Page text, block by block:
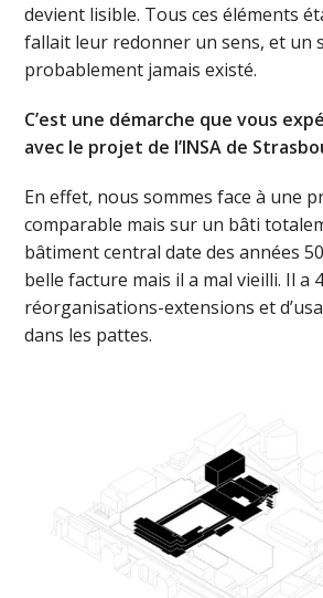
devient lisible. Tous ces éléments
fallait leur redonner un sens, et un
probablement jamais existé.
C’est une démarche que vous
avec le projet de l’INSA de
En effet, nous sommes face à une
comparable mais sur un bâti
bâtiment central date des années
belle facture mais il a mal vieilli. Il a
réorganisations-extensions et
dans les pattes.